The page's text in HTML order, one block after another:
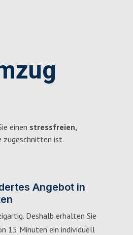
einen stressfreien,
zugeschnitten ist.
Angebot in
Deshalb erhalten Sie
15 Minuten ein individuell